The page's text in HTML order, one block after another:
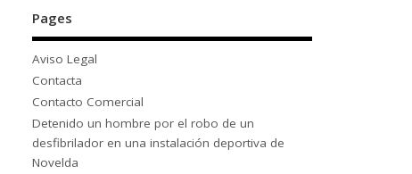
Pages
Aviso Legal
Contacta
Contacto Comercial
Detenido un hombre por el robo de un
desfibrilador en una instalación deportiva de
Novelda